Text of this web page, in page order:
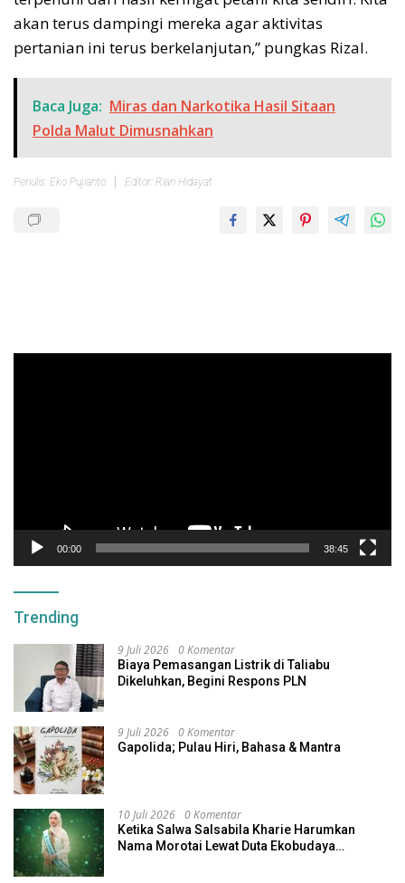
akan terus dampingi mereka agar aktivitas
pertanian ini terus berkelanjutan,” pungkas Rizal.
Baca Juga: Miras dan Narkotika Hasil Sitaan
Polda Malut Dimusnahkan
Penulis: Eko Pujianto Editor: Rian Hidayat
00:00 38:45
Trending
9 Juli 2026 0 Komentar
Biaya Pemasangan Listrik di Taliabu
Dikeluhkan, Begini Respons PLN
9 Juli 2026 0 Komentar
Gapolida; Pulau Hiri, Bahasa & Mantra
10 Juli 2026 0 Komentar
Ketika Salwa Salsabila Kharie Harumkan
Nama Morotai Lewat Duta Ekobudaya